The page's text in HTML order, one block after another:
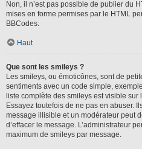
Non, il n’est pas possible de publier du
mises en forme permises par le HTML
BBCodes.
Haut
Que sont les smileys ?
Les smileys, ou émoticônes, sont de
sentiments avec un code simple,
liste complète des smileys est visible
Essayez toutefois de ne pas en abuser.
message illisible et un modérateur peut
d’effacer le message. L’administrateur
maximum de smileys par message.